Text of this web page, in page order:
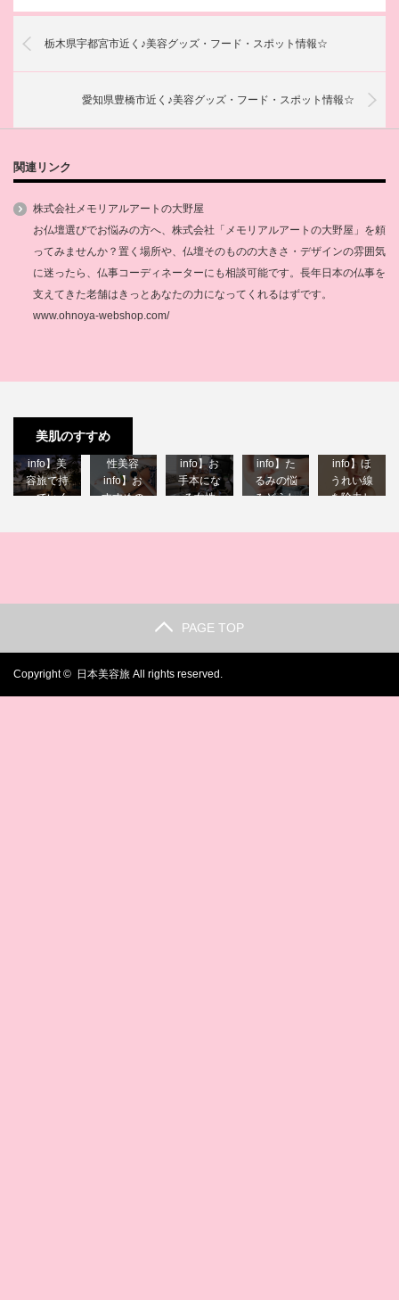
栃木県宇都宮市近く♪美容グッズ・フード・スポット情報☆
愛知県豊橋市近く♪美容グッズ・フード・スポット情報☆
関連リンク
株式会社メモリアルアートの大野屋
お仏壇選びでお悩みの方へ、株式会社「メモリアルアートの大野屋」を頼
ってみませんか？置く場所や、仏壇そのものの大きさ・デザインの雰囲気
に迷ったら、仏事コーディネーターにも相談可能です。長年日本の仏事を
支えてきた老舗はきっとあなたの力になってくれるはずです。
www.ohnoya-webshop.com/
美肌のすすめ
【40代女
info】美
容旅で持
っていく
性美容
info】お
すすめの
info】お
手本にな
る女性
info】た
るみの悩
みどうし
info】ほ
うれい線
を除去し
PAGE TOP
Copyright © 日本美容旅 All rights reserved.